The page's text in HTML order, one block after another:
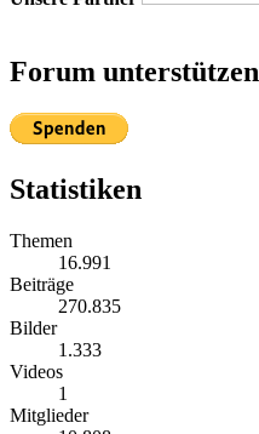
Forum unterstützen
Statistiken
Themen
16.991
Beiträge
270.835
Bilder
1.333
Videos
1
Mitglieder